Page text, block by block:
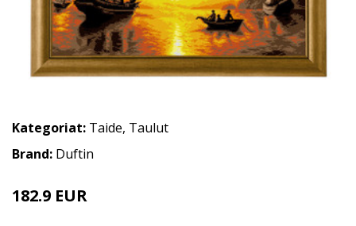
Kategoriat: Taide, Taulut
Brand: Duftin
182.9 EUR